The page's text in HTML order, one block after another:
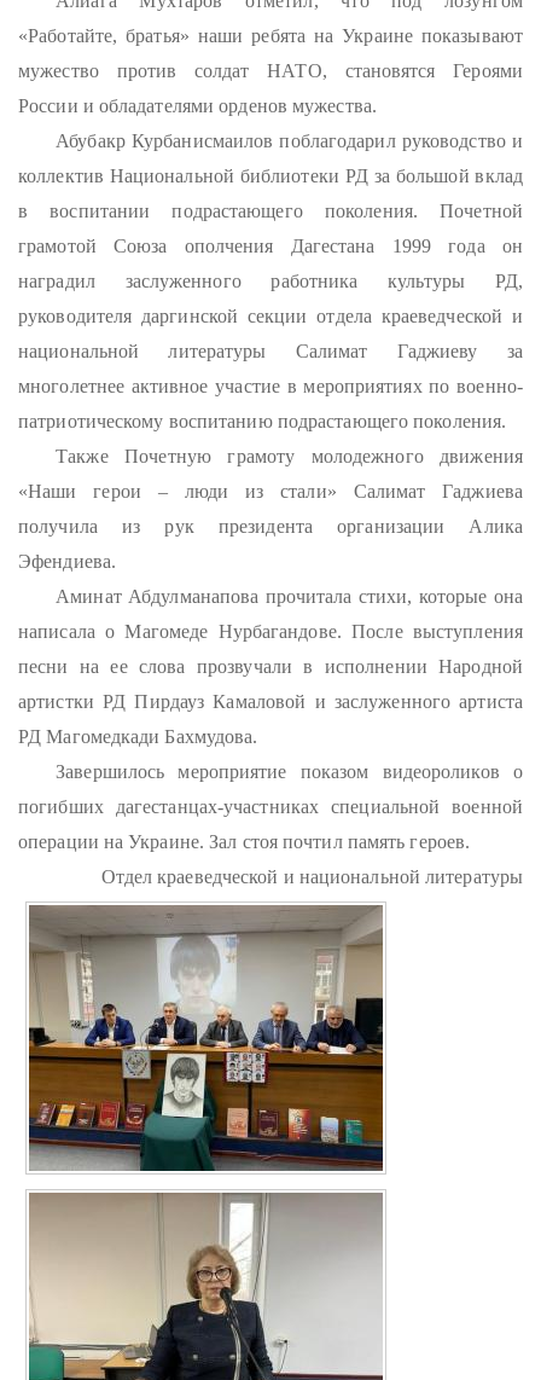
«Работайте, братья» наши ребята на Украине показывают
мужество против солдат НАТО, становятся Героями
России и обладателями орденов мужества.
Абубакр Курбанисмаилов поблагодарил руководство и
коллектив Национальной библиотеки РД за большой вклад
в воспитании подрастающего поколения. Почетной
грамотой Союза ополчения Дагестана 1999 года он
наградил заслуженного работника культуры РД,
руководителя даргинской секции отдела краеведческой и
национальной литературы Салимат Гаджиеву за
многолетнее активное участие в мероприятиях по военно-
патриотическому воспитанию подрастающего поколения.
Также Почетную грамоту молодежного движения
«Наши герои – люди из стали» Салимат Гаджиева
получила из рук президента организации Алика
Эфендиева.
Аминат Абдулманапова прочитала стихи, которые она
написала о Магомеде Нурбагандове. После выступления
песни на ее слова прозвучали в исполнении Народной
артистки РД Пирдауз Камаловой и заслуженного артиста
РД Магомедкади Бахмудова.
Завершилось мероприятие показом видеороликов о
погибших дагестанцах-участниках специальной военной
операции на Украине. Зал стоя почтил память героев.
Отдел краеведческой и национальной литературы